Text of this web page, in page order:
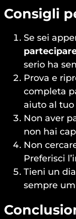
Consigli
Se sei
serio ha
Prova e
completa
aiuto al tuo
Non aver
non hai
Non
Preferisci
Tieni un
sempre